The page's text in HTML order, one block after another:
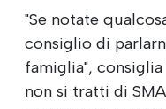
"Se notate
consiglio di
famiglia",
non si tratti di